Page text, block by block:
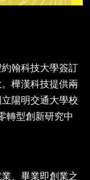
翰科技大學簽訂
樺漢科技提供兩
陽明交通大學校
轉型創新研究中
、畢業即創業之